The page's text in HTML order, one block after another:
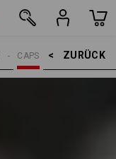
ZURÜCK    >
CAPS